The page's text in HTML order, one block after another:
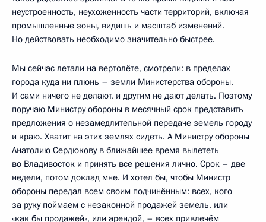
неустроенность, неухоженность части территорий, включая
промышленные зоны, видишь и масштаб изменений.
Но действовать необходимо значительно быстрее.
Мы сейчас летали на вертолёте, смотрели: в пределах
города куда ни плюнь – земли Министерства обороны.
И сами ничего не делают, и другим не дают делать. Поэтому
поручаю Министру обороны в месячный срок представить
предложения о незамедлительной передаче земель городу
и краю. Хватит на этих землях сидеть. А Министру обороны
Анатолию Сердюкову в ближайшее время вылететь
во Владивосток и принять все решения лично. Срок – две
недели, потом доклад мне. И хотел бы, чтобы Министр
обороны передал всем своим подчинённым: всех, кого
за руку поймаем с незаконной продажей земель, или
«как бы продажей», или арендой, – всех привлечём